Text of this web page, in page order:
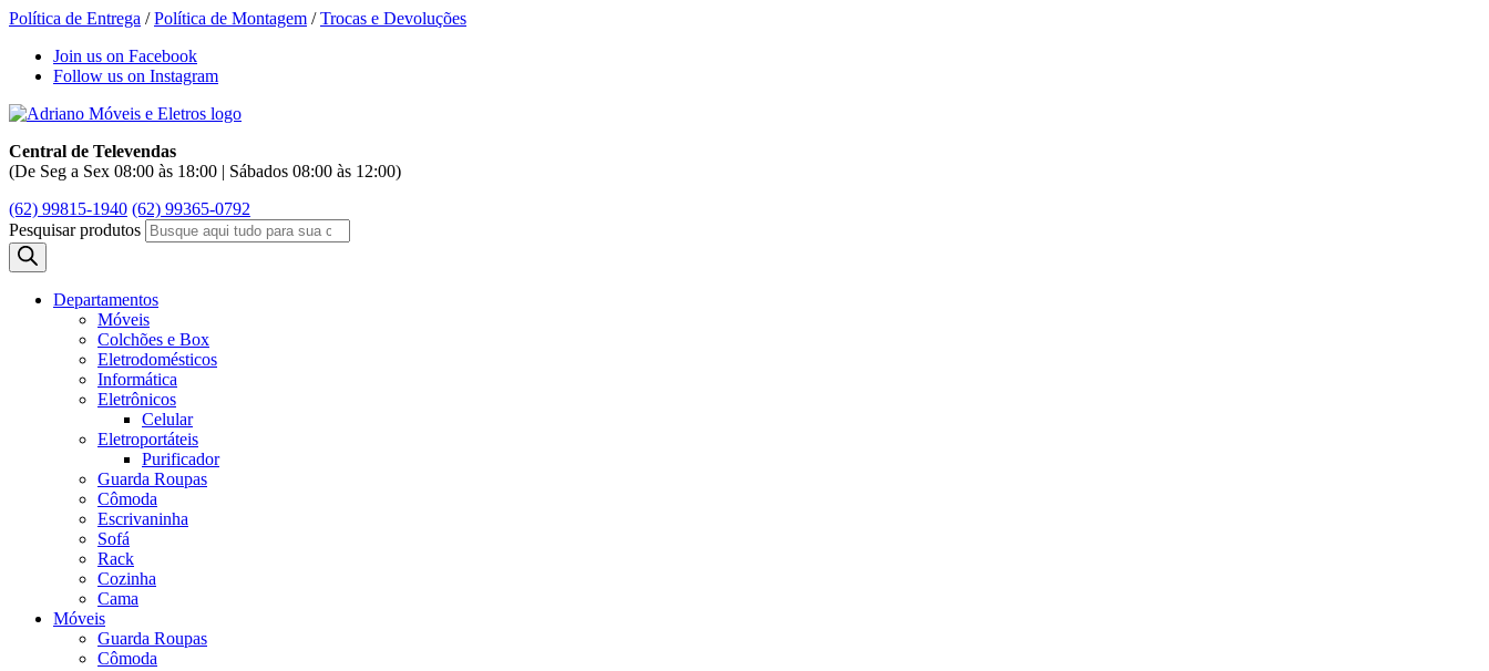
Política de Entrega /Política de Montagem /Trocas e Devoluções
Join us on Facebook
Follow us on Instagram
Central de Televendas
(De Seg a Sex 08:00 às 18:00 | Sábados 08:00 às 12:00)
(62) 99815-1940 (62) 99365-0792
Pesquisar produtos
Departamentos
Móveis
Colchões e Box
Eletrodomésticos
Informática
Eletrônicos
Celular
Eletroportáteis
Purificador
Guarda Roupas
Cômoda
Escrivaninha
Sofá
Rack
Cozinha
Cama
Móveis
Guarda Roupas
Cômoda